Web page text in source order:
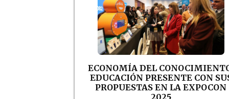
ECONOMÍA DEL
EDUCACIÓN PRESENTE CON
PROPUESTAS EN LA EXPOCON
2025